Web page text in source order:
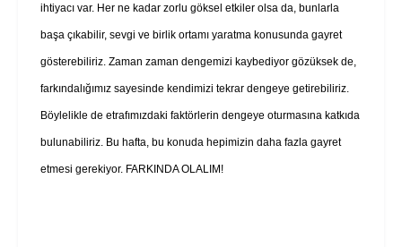
ihtiyacı var. Her ne kadar zorlu göksel etkiler olsa da, bunlarla
başa çıkabilir, sevgi ve birlik ortamı yaratma konusunda gayret
gösterebiliriz. Zaman zaman dengemizi kaybediyor gözüksek de,
farkındalığımız sayesinde kendimizi tekrar dengeye getirebiliriz.
Böylelikle de etrafımızdaki faktörlerin dengeye oturmasına katkıda
bulunabiliriz. Bu hafta, bu konuda hepimizin daha fazla gayret
etmesi gerekiyor. FARKINDA OLALIM!